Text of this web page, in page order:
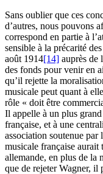
Sans oublier que ces
d’autres, nous pouvons
correspond en partie à
sensible à la précarité
août 1914[14] auprès de
des fonds pour venir en
qu’il rejette la
musicale peut quant à
rôle « doit être
Il appelle à un plus
française, et à une
association soutenue
musicale française aurait
allemande, en plus de la
que de rejeter Wagner, il